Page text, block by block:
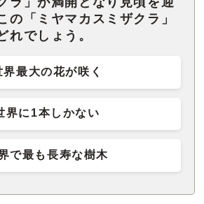
の「ミヤマカスミザクラ」
れでしょう。
界最大の花が咲く
界に1本しかない
で最も長寿な樹木